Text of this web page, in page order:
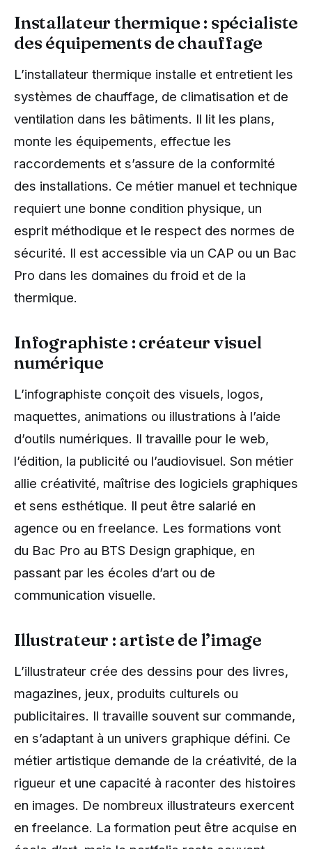
Installateur thermique : spécialiste
des équipements de chauffage
L’installateur thermique installe et entretient les
systèmes de chauffage, de climatisation et de
ventilation dans les bâtiments. Il lit les plans,
monte les équipements, effectue les
raccordements et s’assure de la conformité
des installations. Ce métier manuel et technique
requiert une bonne condition physique, un
esprit méthodique et le respect des normes de
sécurité. Il est accessible via un CAP ou un Bac
Pro dans les domaines du froid et de la
thermique.
Infographiste : créateur visuel
numérique
L’infographiste conçoit des visuels, logos,
maquettes, animations ou illustrations à l’aide
d’outils numériques. Il travaille pour le web,
l’édition, la publicité ou l’audiovisuel. Son métier
allie créativité, maîtrise des logiciels graphiques
et sens esthétique. Il peut être salarié en
agence ou en freelance. Les formations vont
du Bac Pro au BTS Design graphique, en
passant par les écoles d’art ou de
communication visuelle.
Illustrateur : artiste de l’image
L’illustrateur crée des dessins pour des livres,
magazines, jeux, produits culturels ou
publicitaires. Il travaille souvent sur commande,
en s’adaptant à un univers graphique défini. Ce
métier artistique demande de la créativité, de la
rigueur et une capacité à raconter des histoires
en images. De nombreux illustrateurs exercent
en freelance. La formation peut être acquise en